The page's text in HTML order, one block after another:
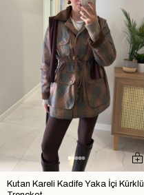
Kutan Kareli Kadife Yaka İçi Kürklü